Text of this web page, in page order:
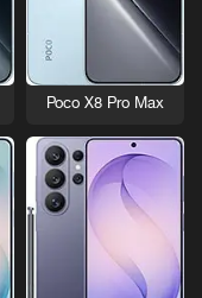
Poco X8 Pro Max